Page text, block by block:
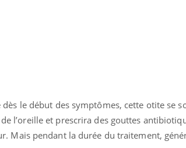
le début des symptômes, cette otite se
l’oreille et prescrira des gouttes
Mais pendant la durée du traitement,